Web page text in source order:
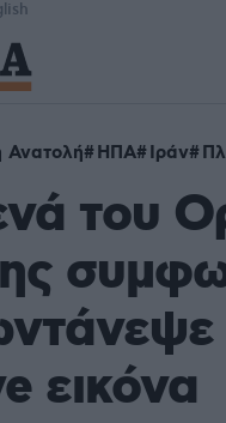
Ανατολή ΗΠΑ Ιράν
του
εικόνα